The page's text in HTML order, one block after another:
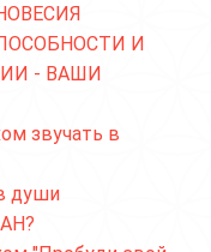
И
- ВАШИ
звучать в
души